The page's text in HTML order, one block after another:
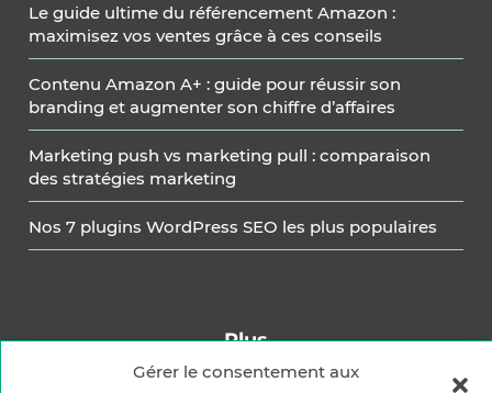
Gérer le consentement aux
Le guide ultime du référencement Amazon :
maximisez vos ventes grâce à ces conseils
Contenu Amazon A+ : guide pour réussir son
branding et augmenter son chiffre d’affaires
Marketing push vs marketing pull : comparaison
des stratégies marketing
Nos 7 plugins WordPress SEO les plus populaires
Plus
Carrière